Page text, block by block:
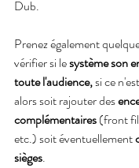
Dub.
Prenez également
vérifier si le système son
toute l'audience, si ce
alors soit rajouter des
complémentaires (front
etc.) soit éventuellement
sièges.